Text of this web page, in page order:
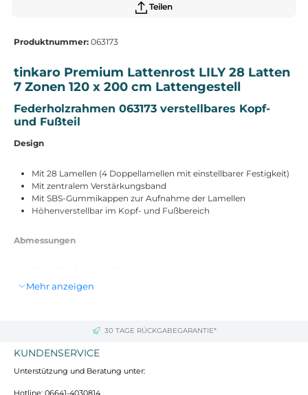
Teilen
Produktnummer: 063173
tinkaro Premium Lattenrost LILY 28 Latten
7 Zonen 120 x 200 cm Lattengestell
Federholzrahmen 063173 verstellbares Kopf-
und Fußteil
Design
Mit 28 Lamellen (4 Doppellamellen mit einstellbarer Festigkeit)
Mit zentralem Verstärkungsband
Mit SBS-Gummikappen zur Aufnahme der Lamellen
Höhenverstellbar im Kopf- und Fußbereich
Abmessungen
Passende Matratzengröße: 120 x 200 cm (B x L)
Lieferumfang & Montage
Mehr anzeigen
30 TAGE RÜCKGABEGARANTIE*
KUNDENSERVICE
Unterstützung und Beratung unter:
Hotline: 06641-4030814